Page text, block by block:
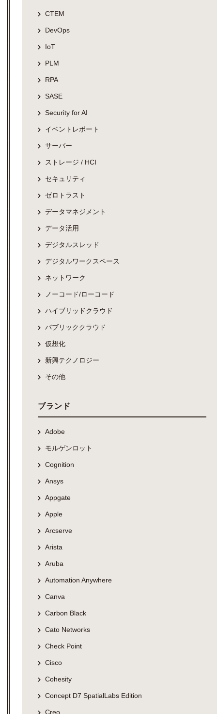
CTEM
DevOps
IoT
PLM
RPA
SASE
Security for AI
イベントレポート
サーバー
ストレージ / HCI
セキュリティ
ゼロトラスト
データマネジメント
データ活用
デジタルスレッド
デジタルワークスペース
ネットワーク
ノーコード/ローコード
ハイブリッドクラウド
パブリッククラウド
仮想化
新興テクノロジー
その他
ブランド
Adobe
モルゲンロット
Cognition
Ansys
Appgate
Apple
Arcserve
Arista
Aruba
Automation Anywhere
Canva
Carbon Black
Cato Networks
Check Point
Cisco
Cohesity
Concept D7 SpatialLabs Edition
Creo